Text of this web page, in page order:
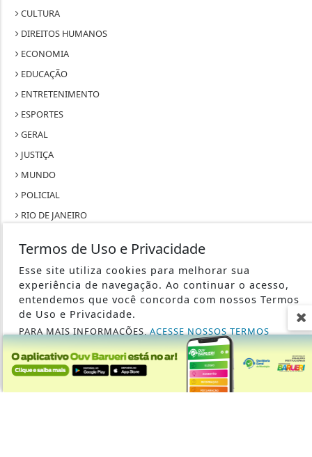
CULTURA
DIREITOS HUMANOS
ECONOMIA
EDUCAÇÃO
ENTRETENIMENTO
ESPORTES
GERAL
JUSTIÇA
MUNDO
POLICIAL
RIO DE JANEIRO
SAÚDE
TECNOLOGIA & INOVAÇÃO
TRABALHO
SEU SITE - TODOS OS DIREITOS RESERVADOS.
Termos de Uso e Privacidade
Esse site utiliza cookies para melhorar sua
experiência de navegação. Ao continuar o acesso,
entendemos que você concorda com nossos Termos
de Uso e Privacidade.
PARA MAIS INFORMAÇÕES,ACESSE NOSSOS TERMOS
CLICANDO AQUI
PROSSEGUIR